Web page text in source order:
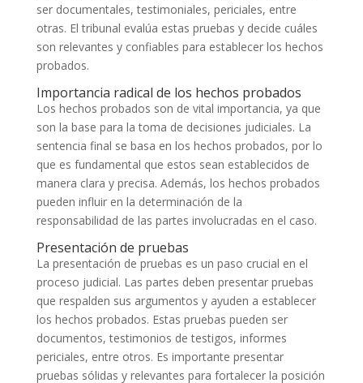
ser documentales, testimoniales, periciales, entre
otras. El tribunal evalúa estas pruebas y decide cuáles
son relevantes y confiables para establecer los hechos
probados.
Importancia radical de los hechos probados
Los hechos probados son de vital importancia, ya que
son la base para la toma de decisiones judiciales. La
sentencia final se basa en los hechos probados, por lo
que es fundamental que estos sean establecidos de
manera clara y precisa. Además, los hechos probados
pueden influir en la determinación de la
responsabilidad de las partes involucradas en el caso.
Presentación de pruebas
La presentación de pruebas es un paso crucial en el
proceso judicial. Las partes deben presentar pruebas
que respalden sus argumentos y ayuden a establecer
los hechos probados. Estas pruebas pueden ser
documentos, testimonios de testigos, informes
periciales, entre otros. Es importante presentar
pruebas sólidas y relevantes para fortalecer la posición